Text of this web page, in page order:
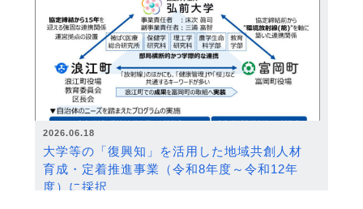
2026.06.18
大学等の「復興知」を活用した地域共創人材
育成・定着推進事業（令和8年度～令和12年
度）に採択